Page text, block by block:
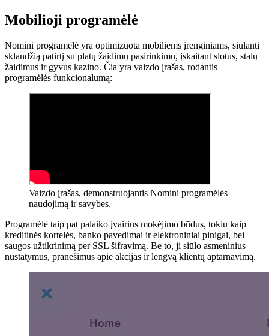
Mobilioji programėlė
Nomini programėlė yra optimizuota mobiliems įrenginiams, siūlanti
sklandžią patirtį su platų žaidimų pasirinkimu, įskaitant slotus, stalų
žaidimus ir gyvus kazino. Čia yra vaizdo įrašas, rodantis
programėlės funkcionalumą:
Vaizdo įrašas, demonstruojantis Nomini programėlės
naudojimą ir savybes.
Programėlė taip pat palaiko įvairius mokėjimo būdus, tokiu kaip
kreditinės kortelės, banko pavedimai ir elektroniniai pinigai, bei
saugos užtikrinimą per SSL šifravimą. Be to, ji siūlo asmeninius
nustatymus, pranešimus apie akcijas ir lengvą klientų aptarnavimą.